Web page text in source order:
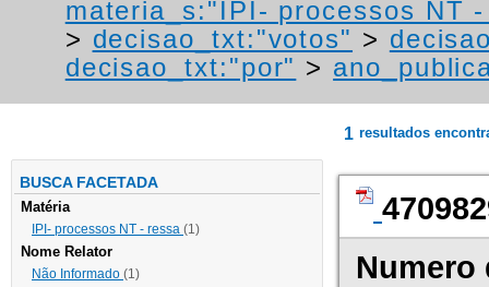
materia_s:"IPI- processos NT
> decisao_txt:"votos" >
decisao_txt:"por" >
BUSCA FACETADA
Matéria
IPI- processos NT - ressa (1)
Nome Relator
Não Informado (1)
1 resultados
Numero